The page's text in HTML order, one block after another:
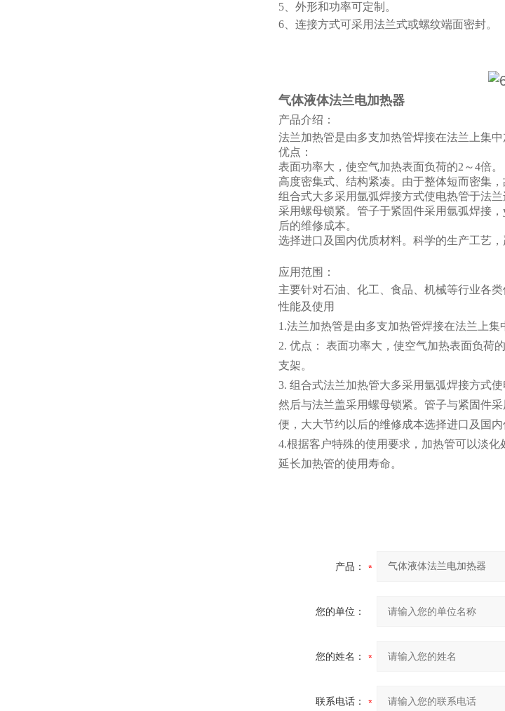
5、外形和功率可定制。
6、连接方式可采用法兰式或螺纹端面密封。
气体液体法兰电加热器
产品介绍：
法兰加热管是由多支加热管焊接在法兰上集
优点：
表面功率大，使空气加热表面负荷的2～4倍。
高度密集式、结构紧凑。由于整体短而密集，
组合式大多采用氩弧焊接方式使电热管于法
采用螺母锁紧。管子于紧固件采用氩弧焊接
后的维修成本。
选择进口及国内优质材料。科学的生产工艺
应用范围：
主要针对石油、化工、食品、机械等行业各
性能及使用
1.法兰加热管是由多支加热管焊接在法兰上
2. 优点： 表面功率大，使空气加热表面负荷
支架。
3. 组合式法兰加热管大多采用氩弧焊接方式
然后与法兰盖采用螺母锁紧。管子与紧固件
便，大大节约以后的维修成本选择进口及国
4.根据客户特殊的使用要求，加热管可以淡
延长加热管的使用寿命。
产品：
您的单位：
您的姓名：
联系电话：